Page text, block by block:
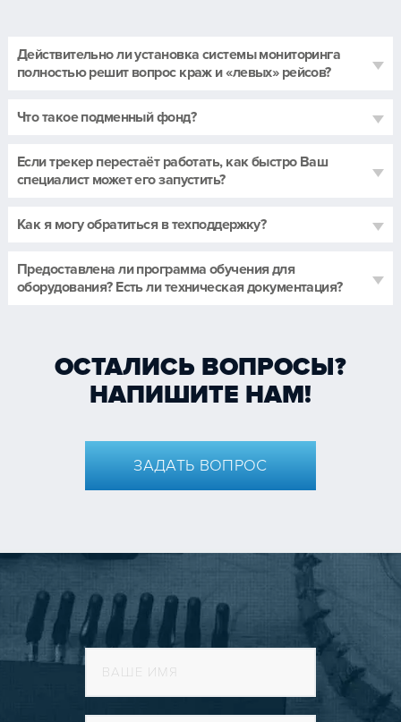
Действительно ли установка системы мониторинга
полностью решит вопрос краж и «левых» рейсов?
Что такое подменный фонд?
Если трекер перестаёт работать, как быстро Ваш
специалист может его запустить?
Как я могу обратиться в техподдержку?
Предоставлена ли программа обучения для
оборудования? Есть ли техническая документация?
ОСТАЛИСЬ ВОПРОСЫ?
НАПИШИТЕ НАМ!
ЗАДАТЬ ВОПРОС